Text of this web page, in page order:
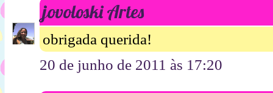
jovoloski Artes
obrigada querida!
20 de junho de 2011 às 17:20